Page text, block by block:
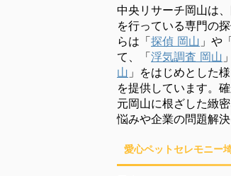
中央リサーチ岡山は
を行っている専門の
らは「探偵 岡山 」や
て、「浮気調査 岡山
山 」をはじめとした
を提供しています。
元岡山に根ざした緻
悩みや企業の問題解決
愛心ペットセレモニー